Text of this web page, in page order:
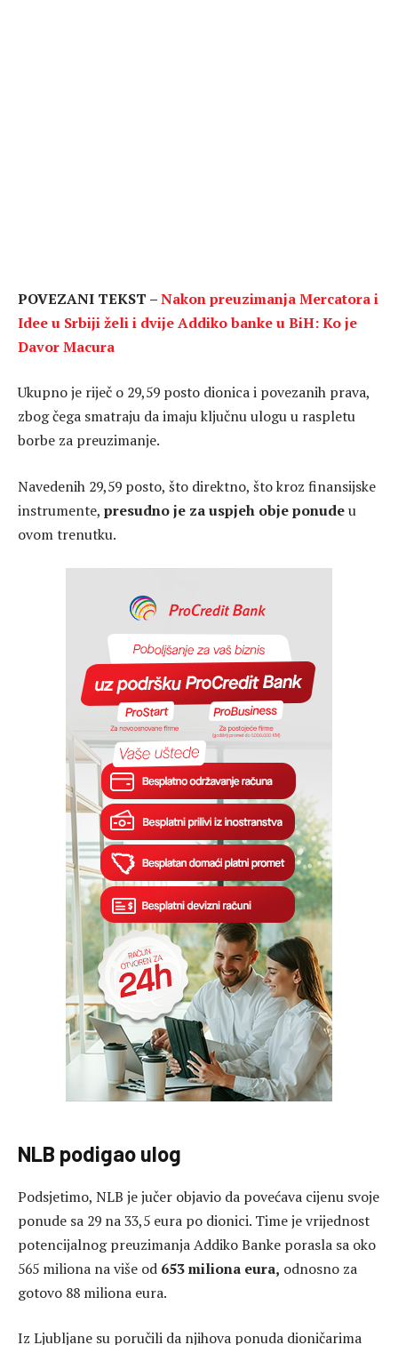
POVEZANI TEKST –Nakon preuzimanja Mercatora i
Idee u Srbiji želi i dvije Addiko banke u BiH: Ko je
Davor Macura
Ukupno je riječ o 29,59 posto dionica i povezanih prava,
zbog čega smatraju da imaju ključnu ulogu u raspletu
borbe za preuzimanje.
Navedenih 29,59 posto, što direktno, što kroz finansijske
instrumente, presudno je za uspjeh obje ponudeu
ovom trenutku.
NLB podigao ulog
Podsjetimo, NLB je jučer objavio da povećava cijenu svoje
ponude sa 29 na 33,5 eura po dionici. Time je vrijednost
potencijalnog preuzimanja Addiko Banke porasla sa oko
565 miliona na više od 653 miliona eura, odnosno za
gotovo 88 miliona eura.
Iz Ljubljane su poručili da njihova ponuda dioničarima